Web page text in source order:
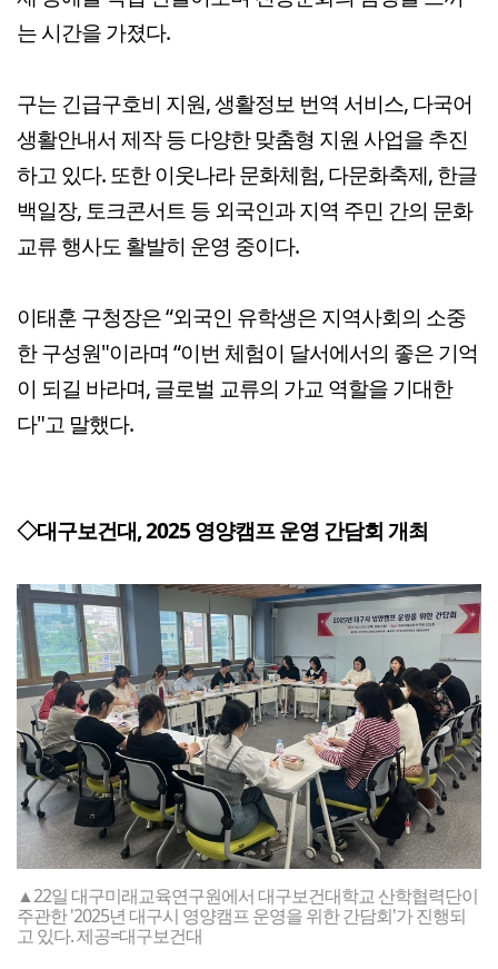
는 시간을 가졌다.
구는 긴급구호비 지원, 생활정보 번역 서비스, 다국어
생활안내서 제작 등 다양한 맞춤형 지원 사업을 추진
하고 있다. 또한 이웃나라 문화체험, 다문화축제, 한글
백일장, 토크콘서트 등 외국인과 지역 주민 간의 문화
교류 행사도 활발히 운영 중이다.
이태훈 구청장은 “외국인 유학생은 지역사회의 소중
한 구성원"이라며 “이번 체험이 달서에서의 좋은 기억
이 되길 바라며, 글로벌 교류의 가교 역할을 기대한
다"고 말했다.
◇대구보건대, 2025 영양캠프 운영 간담회 개최
▲22일 대구미래교육연구원에서 대구보건대학교 산학협력단이
주관한 '2025년 대구시 영양캠프 운영을 위한 간담회'가 진행되
고 있다. 제공=대구보건대